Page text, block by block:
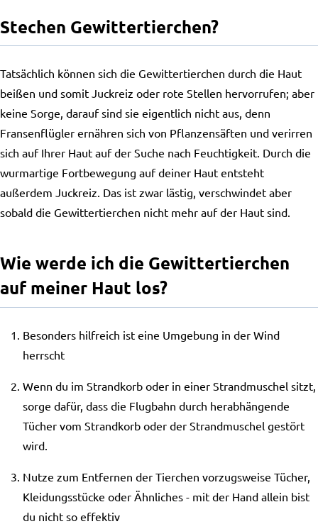
Stechen Gewittertierchen?
Tatsächlich können sich die Gewittertierchen durch die Haut
beißen und somit Juckreiz oder rote Stellen hervorrufen; aber
keine Sorge, darauf sind sie eigentlich nicht aus, denn
Fransenflügler ernähren sich von Pflanzensäften und verirren
sich auf Ihrer Haut auf der Suche nach Feuchtigkeit. Durch die
wurmartige Fortbewegung auf deiner Haut entsteht
außerdem Juckreiz. Das ist zwar lästig, verschwindet aber
sobald die Gewittertierchen nicht mehr auf der Haut sind.
Wie werde ich die Gewittertierchen
auf meiner Haut los?
Besonders hilfreich ist eine Umgebung in der Wind
herrscht
Wenn du im Strandkorb oder in einer Strandmuschel sitzt,
sorge dafür, dass die Flugbahn durch herabhängende
Tücher vom Strandkorb oder der Strandmuschel gestört
wird.
Nutze zum Entfernen der Tierchen vorzugsweise Tücher,
Kleidungsstücke oder Ähnliches - mit der Hand allein bist
du nicht so effektiv